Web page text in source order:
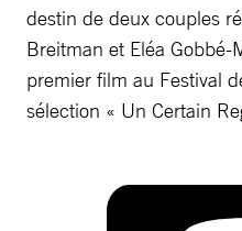
destin de deux couples
Breitman et Eléa
premier film au Festival
sélection « Un Certain